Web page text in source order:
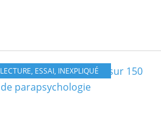
LECTURE, ESSAI, INEXPLIQUÉ